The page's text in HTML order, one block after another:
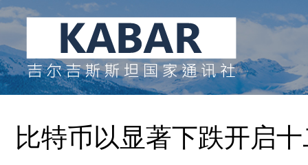
比特币以显著下跌开启